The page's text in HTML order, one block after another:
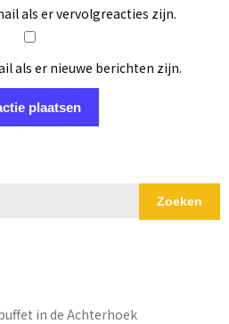
als er vervolgreacties zijn.
als er nieuwe berichten zijn.
Zoeken
in de Achterhoek